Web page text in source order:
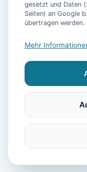
Ausstattung
WLAN
Küchenutensilien
gesetzt und Daten
Seiten) an Google
übertragen werden.
Mehr